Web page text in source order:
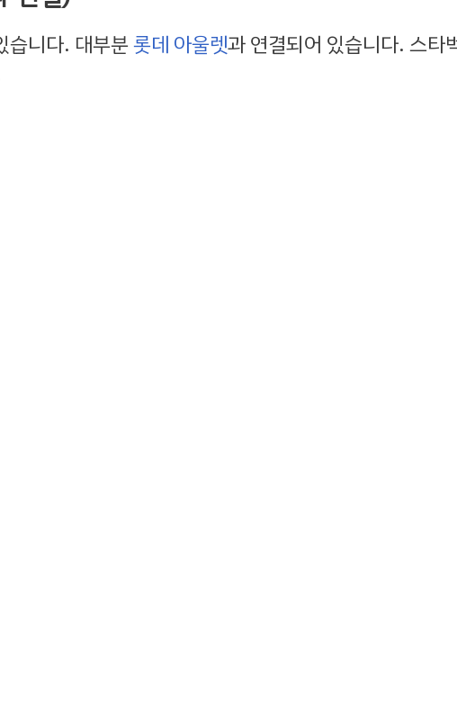
습니다. 대부분롯데 아울렛과 연결되어 있습니다. 스타